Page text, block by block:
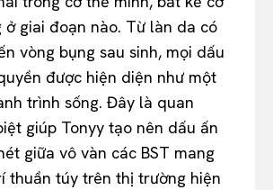
ở giai đoạn nào. Từ làn da có
vòng bụng sau sinh, mọi dấu
được hiện diện như một
trình sống. Đây là quan
giúp Tonyy tạo nên dấu ấn
giữa vô vàn các BST mang
thuần túy trên thị trường hiện